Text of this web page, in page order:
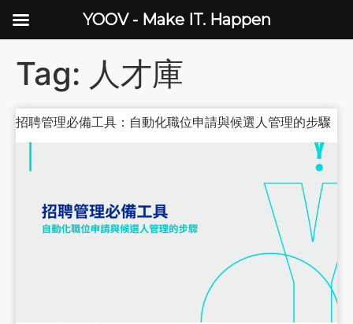
Tag: 人才庫
招聘管理必備工具：自動化職位申請與候選人管理的步驟
YOOV - Make IT. Happen